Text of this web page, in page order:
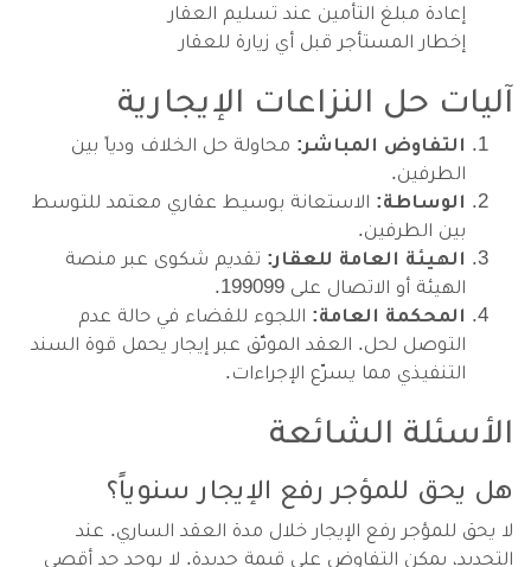
إعادة مبلغ التأمين عند تسليم العقار
إخطار المستأجر قبل أي زيارة للعقار
آليات حل النزاعات الإيجارية
التفاوض المباشر: محاولة حل الخلاف ودياً بين
الطرفين.
الوساطة: الاستعانة بوسيط عقاري معتمد للتوسط
بين الطرفين.
الهيئة العامة للعقار: تقديم شكوى عبر منصة
الهيئة أو الاتصال على 199099.
المحكمة العامة: اللجوء للقضاء في حالة عدم
التوصل لحل. العقد الموثّق عبر إيجار يحمل قوة السند
التنفيذي مما يسرّع الإجراءات.
الأسئلة الشائعة
هل يحق للمؤجر رفع الإيجار سنوياً؟
لا يحق للمؤجر رفع الإيجار خلال مدة العقد الساري. عند
التجديد، يمكن التفاوض على قيمة جديدة. لا يوجد حد أقصى